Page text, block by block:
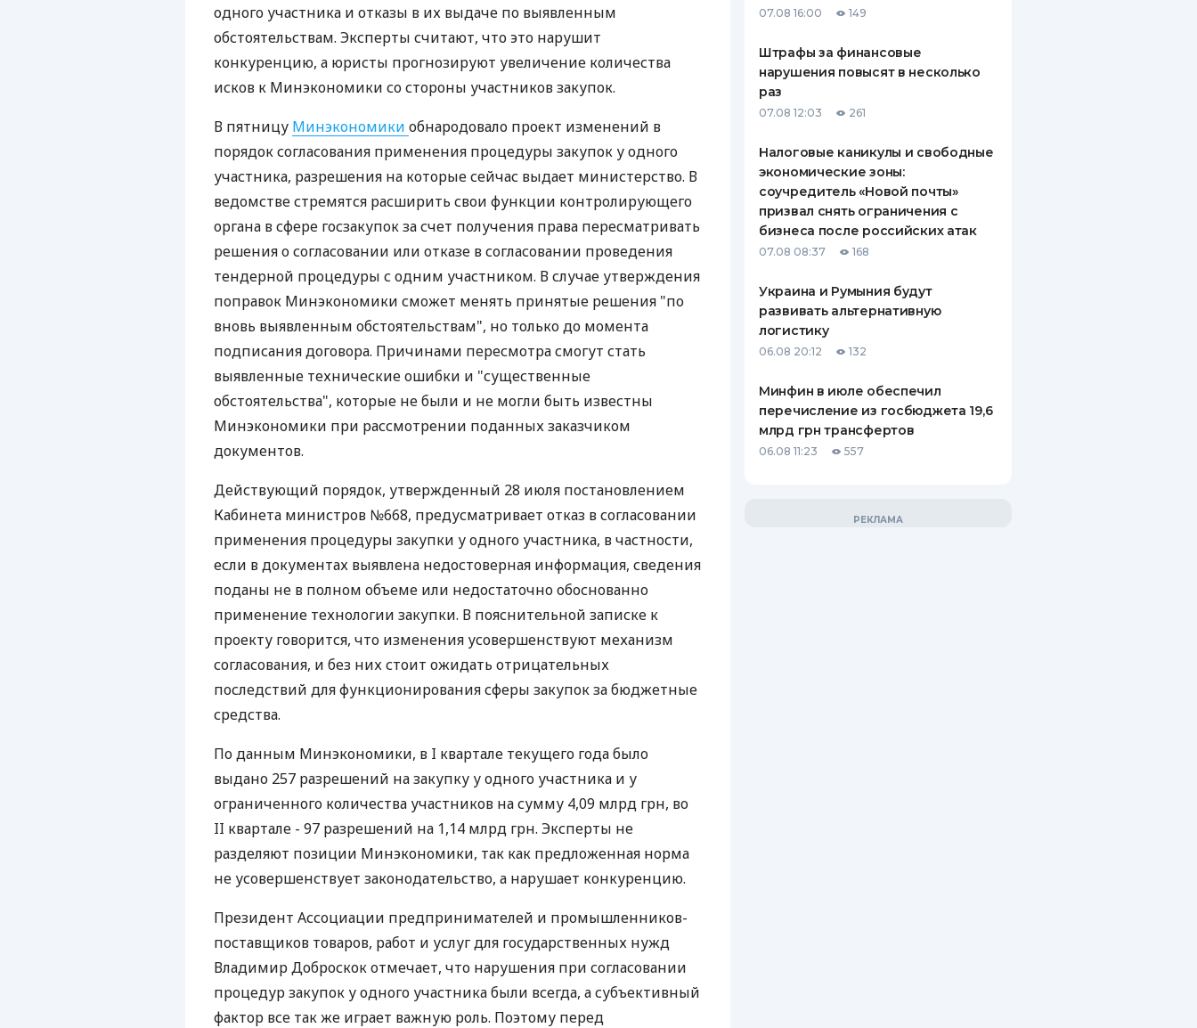
СТРАХОВАНИЮ
ВСЕ СТРАХОВЫЕ ПОЛИСЫ
СТРАХОВЫЕ КОМПАНИИ
ОТЗЫВЫ О СТРАХОВЫХ
КОМПАНИЯХ
одного участника и отказы в их выдаче по выявленным
обстоятельствам. Эксперты считают, что это нарушит
конкуренцию, а юристы прогнозируют увеличение количества
исков к Минэкономики со стороны участников закупок.
В пятницу Минэкономики обнародовало проект изменений в
порядок согласования применения процедуры закупок у одного
участника, разрешения на которые сейчас выдает министерство. В
ведомстве стремятся расширить свои функции контролирующего
органа в сфере госзакупок за счет получения права пересматривать
решения о согласовании или отказе в согласовании проведения
тендерной процедуры с одним участником. В случае утверждения
поправок Минэкономики сможет менять принятые решения "по
вновь выявленным обстоятельствам", но только до момента
подписания договора. Причинами пересмотра смогут стать
выявленные технические ошибки и "существенные
обстоятельства", которые не были и не могли быть известны
Минэкономики при рассмотрении поданных заказчиком
документов.
Действующий порядок, утвержденный 28 июля постановлением
Кабинета министров №668, предусматривает отказ в согласовании
применения процедуры закупки у одного участника, в частности,
если в документах выявлена недостоверная информация, сведения
поданы не в полном объеме или недостаточно обоснованно
применение технологии закупки. В пояснительной записке к
проекту говорится, что изменения усовершенствуют механизм
согласования, и без них стоит ожидать отрицательных
последствий для функционирования сферы закупок за бюджетные
средства.
По данным Минэкономики, в I квартале текущего года было
выдано 257 разрешений на закупку у одного участника и у
ограниченного количества участников на сумму 4,09 млрд грн, во
II квартале - 97 разрешений на 1,14 млрд грн. Эксперты не
разделяют позиции Минэкономики, так как предложенная норма
не усовершенствует законодательство, а нарушает конкуренцию.
Президент Ассоциации предпринимателей и промышленников-
поставщиков товаров, работ и услуг для государственных нужд
Владимир Доброскок отмечает, что нарушения при согласовании
процедур закупок у одного участника были всегда, а субъективный
фактор все так же играет важную роль. Поэтому перед
07.08 16:00 149
Штрафы за финансовые
нарушения повысят в несколько
раз
07.08 12:03 261
Налоговые каникулы и свободные
экономические зоны:
соучредитель «Новой почты»
призвал снять ограничения с
бизнеса после российских атак
07.08 08:37 168
Украина и Румыния будут
развивать альтернативную
логистику
06.08 20:12 132
Минфин в июле обеспечил
перечисление из госбюджета 19,6
млрд грн трансфертов
06.08 11:23 557